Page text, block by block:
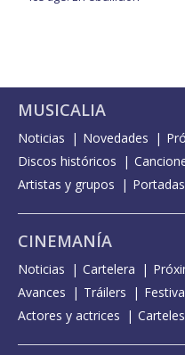
MUSICALIA
Noticias Novedades
Discos históricos
Artistas y grupos
Portadas
CINEMANÍA
Noticias Cartelera
Avances
Tráilers
Actores y actrices
Carteles